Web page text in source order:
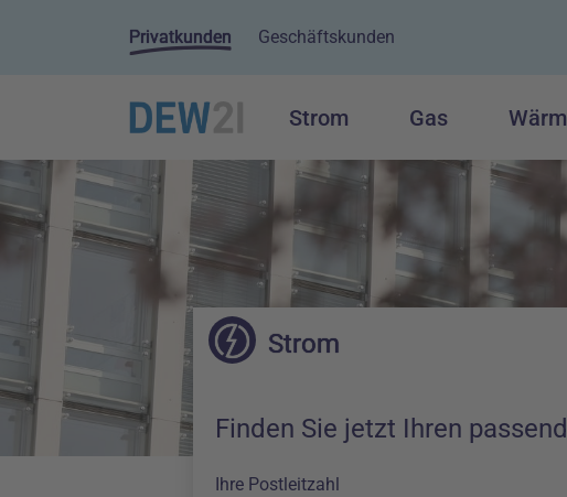
Privatkunden Geschäftskunden
Hauptnavigation Strom Gas
Strom
Finden Sie jetzt Ihren
Ihre Postleitzahl